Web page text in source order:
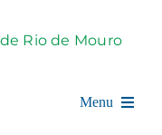
Menu